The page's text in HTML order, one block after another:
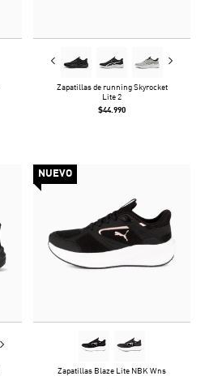
Zapatillas de running Skyrocket
Lite 2
$44.990
NUEVO
Zapatillas Blaze Lite NBK Wns